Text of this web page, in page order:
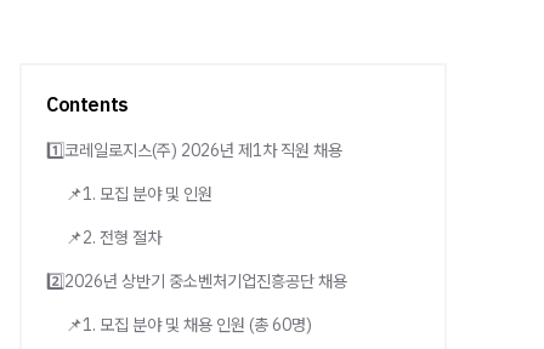
Contents
1️⃣코레일로지스(주) 2026년 제1차 직원 채용
📌1. 모집 분야 및 인원
📌2. 전형 절차
2️⃣2026년 상반기 중소벤처기업진흥공단 채용
📌1. 모집 분야 및 채용 인원 (총 60명)